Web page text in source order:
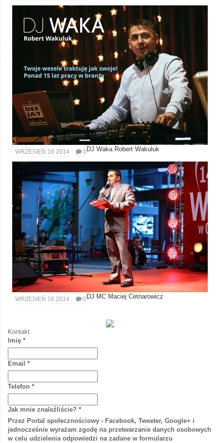
WRZESIEŃ 16 2014 0 DJ Waka Robert Wakuluk
WRZESIEŃ 16 2014 0 DJ MC Maciej Cetnarowicz
Kontakt
Imię *
Email *
Telefon *
Jak mnie znaleźliście? *
Przez Portal społecznościowy - Facebook, Tweeter, Google+ i
jednocześnie wyrażam zgodę na przetwarzanie danych osobowych
w celu udzielenia odpowiedzi na zadane w formularzu